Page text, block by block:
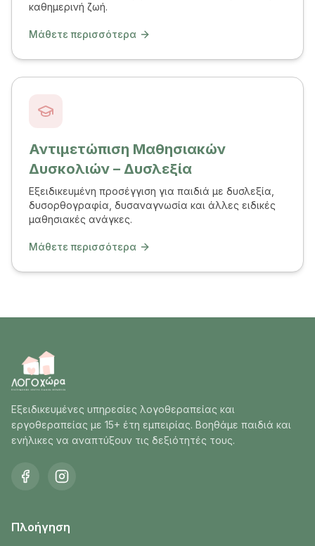
καθημερινή ζωή.
Μάθετε περισσότερα
Αντιμετώπιση Μαθησιακών
Δυσκολιών – Δυσλεξία
Εξειδικευμένη προσέγγιση για παιδιά με δυσλεξία,
δυσορθογραφία, δυσαναγνωσία και άλλες ειδικές
μαθησιακές ανάγκες.
Μάθετε περισσότερα
Εξειδικευμένες υπηρεσίες λογοθεραπείας και
εργοθεραπείας με 15+ έτη εμπειρίας. Βοηθάμε παιδιά και
ενήλικες να αναπτύξουν τις δεξιότητές τους.
Πλοήγηση